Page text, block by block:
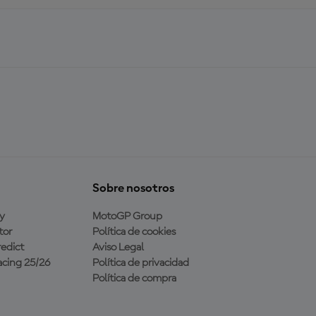
25/26
Sobre nosotros
MotoGP Group
Política de cookies
Aviso Legal
Política de privacidad
Política de compra